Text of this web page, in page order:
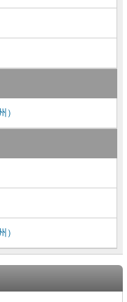
）
）